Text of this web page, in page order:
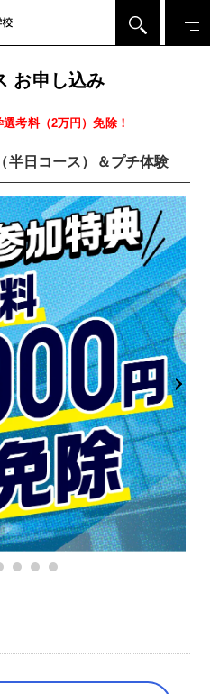
お申し込み
考料（2万円）免除！
半日コース）＆プチ体験